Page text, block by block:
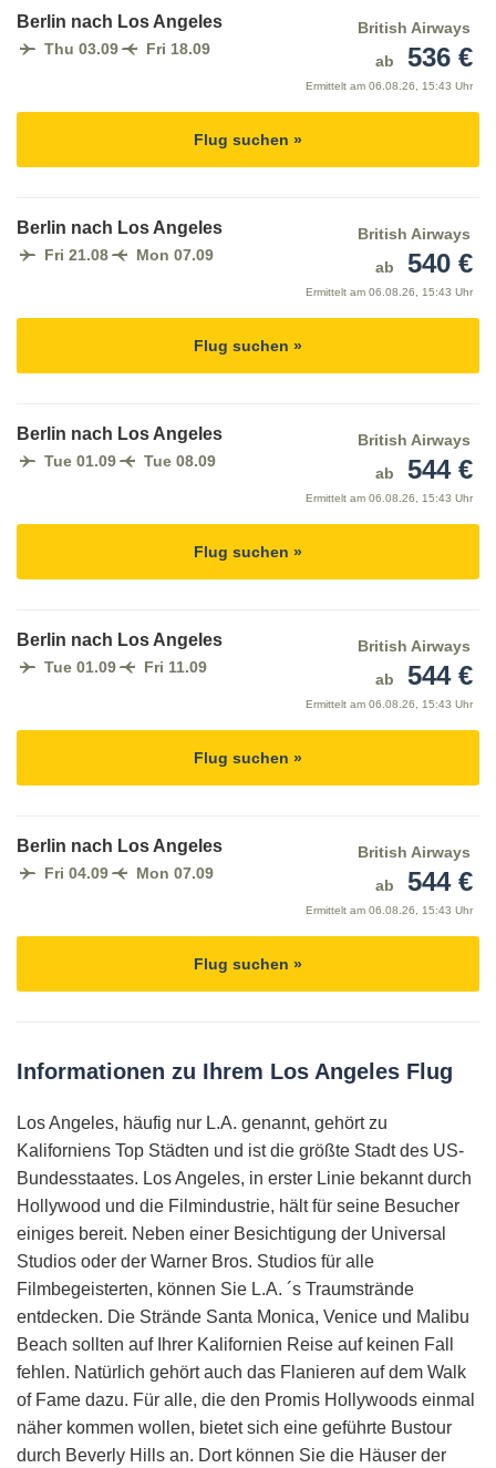
Berlin nach Los Angeles
Thu 03.09 Fri 18.09
British Airways
ab
536 €
Ermittelt am 06.08.26, 15:43 Uhr
Flug suchen »
Berlin nach Los Angeles
Fri 21.08 Mon 07.09
British Airways
ab
540 €
Ermittelt am 06.08.26, 15:43 Uhr
Flug suchen »
Berlin nach Los Angeles
Tue 01.09 Tue 08.09
British Airways
ab
544 €
Ermittelt am 06.08.26, 15:43 Uhr
Flug suchen »
Berlin nach Los Angeles
Tue 01.09 Fri 11.09
British Airways
ab
544 €
Ermittelt am 06.08.26, 15:43 Uhr
Flug suchen »
Berlin nach Los Angeles
Fri 04.09 Mon 07.09
British Airways
ab
544 €
Ermittelt am 06.08.26, 15:43 Uhr
Flug suchen »
Informationen zu Ihrem Los Angeles Flug
Los Angeles, häufig nur L.A. genannt, gehört zu
Kaliforniens Top Städten und ist die größte Stadt des US-
Bundesstaates. Los Angeles, in erster Linie bekannt durch
Hollywood und die Filmindustrie, hält für seine Besucher
einiges bereit. Neben einer Besichtigung der Universal
Studios oder der Warner Bros. Studios für alle
Filmbegeisterten, können Sie L.A. ´s Traumstrände
entdecken. Die Strände Santa Monica, Venice und Malibu
Beach sollten auf Ihrer Kalifornien Reise auf keinen Fall
fehlen. Natürlich gehört auch das Flanieren auf dem Walk
of Fame dazu. Für alle, die den Promis Hollywoods einmal
näher kommen wollen, bietet sich eine geführte Bustour
durch Beverly Hills an. Dort können Sie die Häuser der